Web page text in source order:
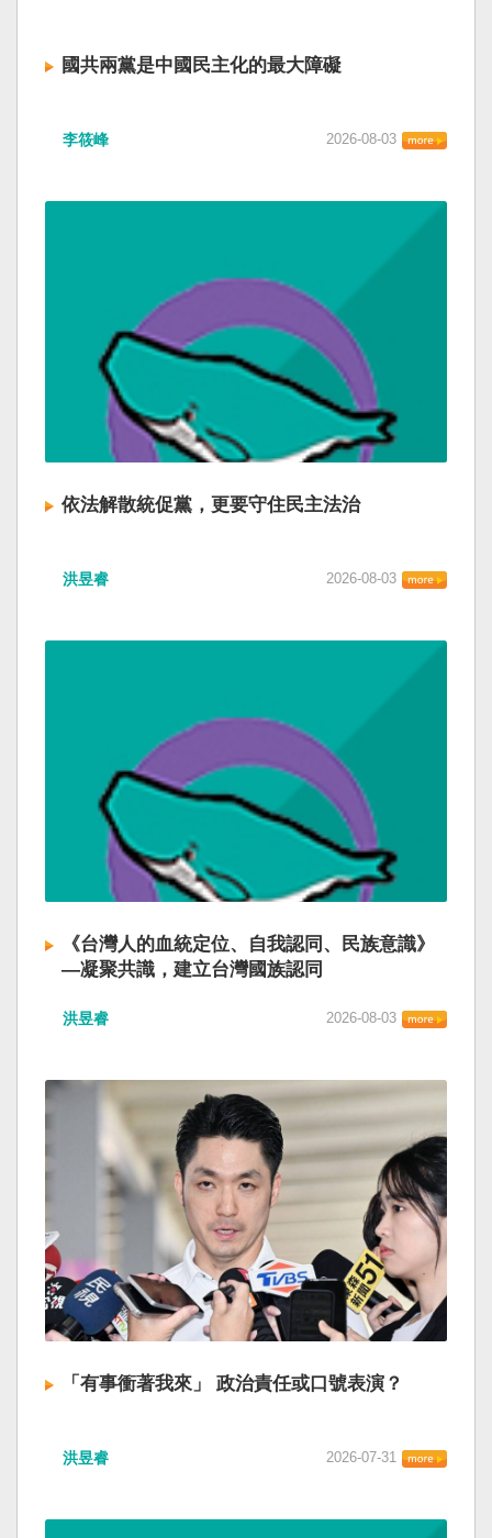
國共兩黨是中國民主化的最大障礙
李筱峰 2026-08-03
依法解散統促黨，更要守住民主法治
洪昱睿 2026-08-03
《台灣人的血統定位、自我認同、民族意識》
—凝聚共識，建立台灣國族認同
洪昱睿 2026-08-03
「有事衝著我來」 政治責任或口號表演？
洪昱睿 2026-07-31